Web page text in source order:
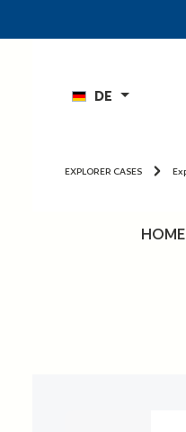
DE
EXPLORER CASES
HOME